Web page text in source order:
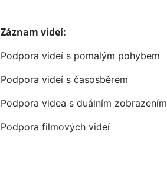
Záznam videí:
Podpora videí s pomalým pohybem
Podpora videí s časosběrem
Podpora videa s duálním zobrazením
Podpora filmových videí